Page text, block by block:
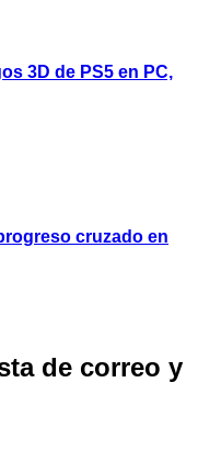
3D de PS5 en PC,
cruzado en
de correo y